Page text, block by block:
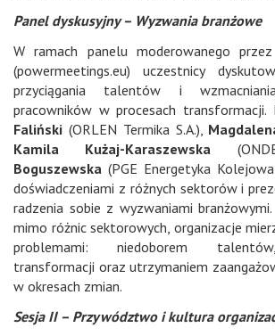
Panel dyskusyjny – Wyzwania branżowe
W ramach panelu moderowanego przez
(powermeetings.eu) uczestnicy
przyciągania talentów i
pracowników w procesach transformacji.
Faliński (ORLEN Termika S.A.),
Kamila Kużaj-Karaszewska
Boguszewska (PGE Energetyka
doświadczeniami z różnych sektorów i
radzenia sobie z wyzwaniami
mimo różnic sektorowych, organizacje
problemami: niedoborem
transformacji oraz utrzymaniem
w okresach zmian.
Sesja II – Przywództwo i kultura